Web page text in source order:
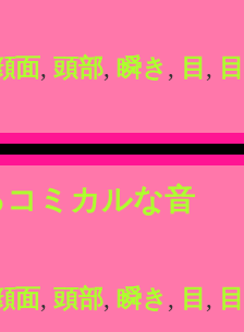
面, 頭部, 瞬き , 目 ,
ミカルな音
面, 頭部, 瞬き , 目 ,